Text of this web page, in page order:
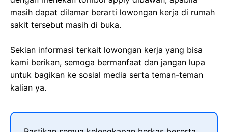
masih dapat dilamar berarti lowongan kerja di rumah
sakit tersebut masih di buka.
Sekian informasi terkait lowongan kerja yang bisa
kami berikan, semoga bermanfaat dan jangan lupa
untuk bagikan ke sosial media serta teman-teman
kalian ya.